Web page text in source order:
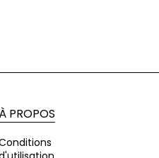
À PROPOS